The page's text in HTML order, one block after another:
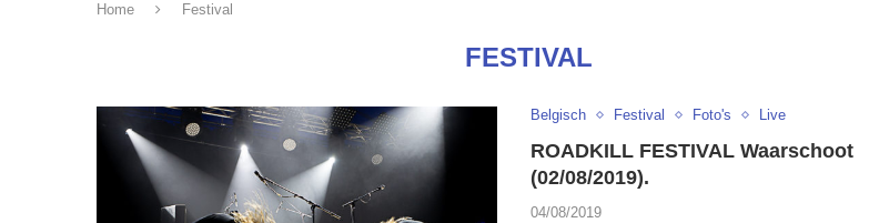
Home Festival
FESTIVAL
Belgisch Festival Foto's Live
ROADKILL FESTIVAL Waarschoot
(02/08/2019).
04/08/2019